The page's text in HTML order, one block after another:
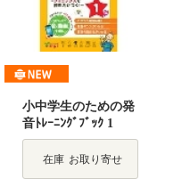
小中学生のための発
音ﾄﾚｰﾆﾝｸﾞﾌﾞｯｸ 1
在庫 お取り寄せ